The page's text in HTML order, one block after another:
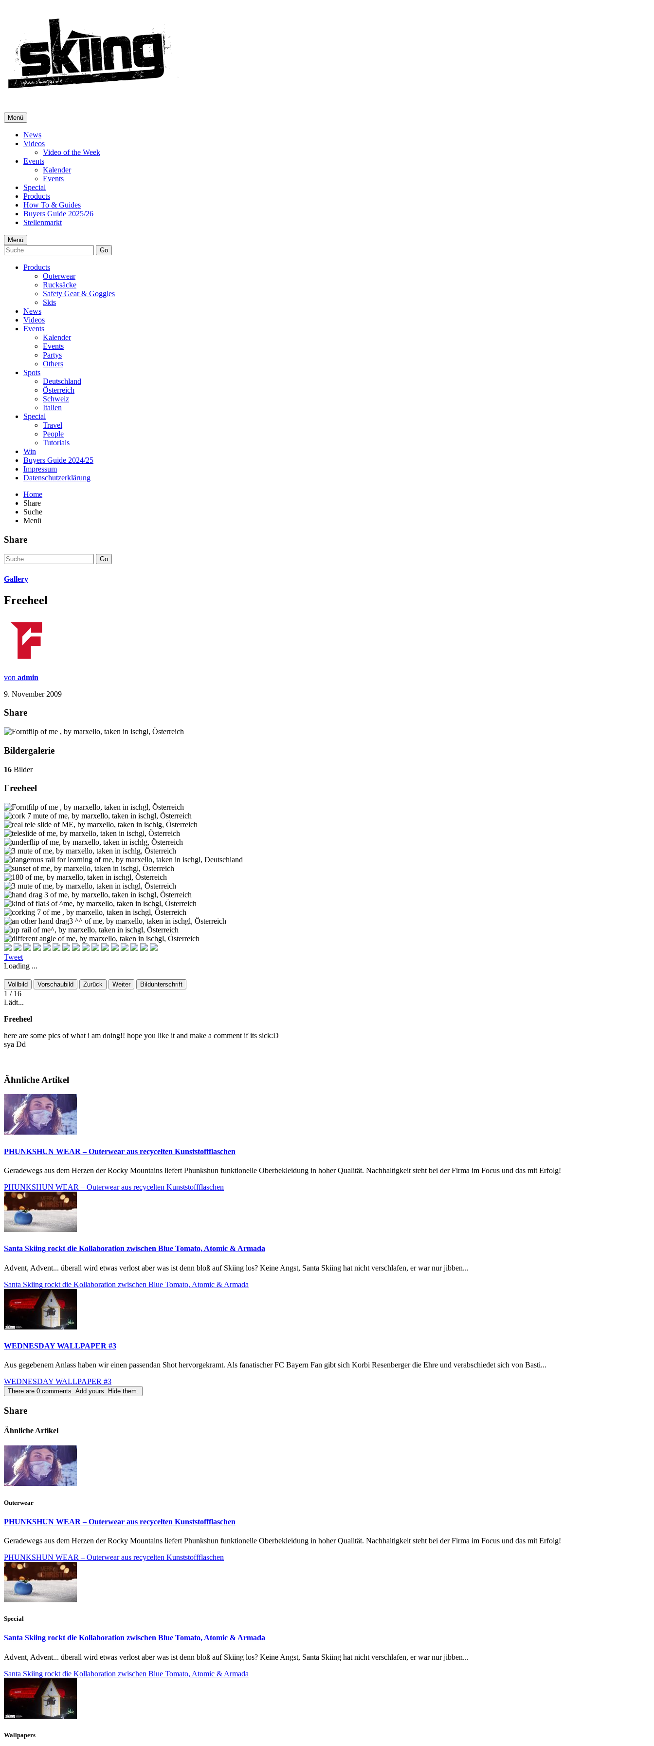
Menü
News
Videos
Video of the Week
Events
Kalender
Events
Special
Products
How To & Guides
Buyers Guide 2025/26
Stellenmarkt
Menü
Go
Products
Outerwear
Rucksäcke
Safety Gear & Goggles
Skis
News
Videos
Events
Kalender
Events
Partys
Others
Spots
Deutschland
Österreich
Schweiz
Italien
Special
Travel
People
Tutorials
Win
Buyers Guide 2024/25
Impressum
Datenschutzerklärung
Home
Share
Suche
Menü
Share
Go
Gallery
Freeheel
von admin
9. November 2009
Share
Bildergalerie
16 Bilder
Freeheel
Tweet
Loading ...
Vollbild Vorschaubild Zurück Weiter Bildunterschrift
1 / 16
Lädt...
Freeheel
here are some pics of what i am doing!! hope you like it and make a comment if its sick:D
sya Dd
Ähnliche Artikel
PHUNKSHUN WEAR – Outerwear aus recycelten Kunststoffflaschen
Geradewegs aus dem Herzen der Rocky Mountains liefert Phunkshun funktionelle Oberbekleidung in hoher Qualität. Nachhaltigkeit steht bei der Firma im Focus und das mit Erfolg!
PHUNKSHUN WEAR – Outerwear aus recycelten Kunststoffflaschen
Santa Skiing rockt die Kollaboration zwischen Blue Tomato, Atomic & Armada
Advent, Advent... überall wird etwas verlost aber was ist denn bloß auf Skiing los? Keine Angst, Santa Skiing hat nicht verschlafen, er war nur jibben...
Santa Skiing rockt die Kollaboration zwischen Blue Tomato, Atomic & Armada
WEDNESDAY WALLPAPER #3
Aus gegebenem Anlass haben wir einen passendan Shot hervorgekramt. Als fanatischer FC Bayern Fan gibt sich Korbi Resenberger die Ehre und verabschiedet sich von Basti...
WEDNESDAY WALLPAPER #3
There are 0 comments. Add yours. Hide them.
Share
Ähnliche Artikel
Outerwear
PHUNKSHUN WEAR – Outerwear aus recycelten Kunststoffflaschen
Geradewegs aus dem Herzen der Rocky Mountains liefert Phunkshun funktionelle Oberbekleidung in hoher Qualität. Nachhaltigkeit steht bei der Firma im Focus und das mit Erfolg!
PHUNKSHUN WEAR – Outerwear aus recycelten Kunststoffflaschen
Special
Santa Skiing rockt die Kollaboration zwischen Blue Tomato, Atomic & Armada
Advent, Advent... überall wird etwas verlost aber was ist denn bloß auf Skiing los? Keine Angst, Santa Skiing hat nicht verschlafen, er war nur jibben...
Santa Skiing rockt die Kollaboration zwischen Blue Tomato, Atomic & Armada
Wallpapers